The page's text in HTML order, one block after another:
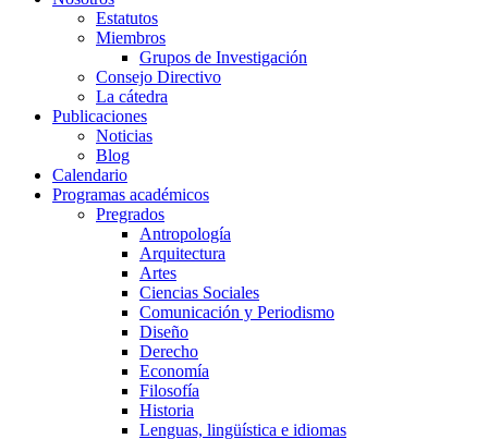
Estatutos
Miembros
Grupos de Investigación
Consejo Directivo
La cátedra
Publicaciones
Noticias
Blog
Calendario
Programas académicos
Pregrados
Antropología
Arquitectura
Artes
Ciencias Sociales
Comunicación y Periodismo
Diseño
Derecho
Economía
Filosofía
Historia
Lenguas, lingüística e idiomas